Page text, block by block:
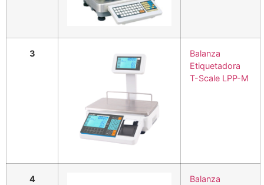
3
Balanza
Etiquetadora
T-Scale LPP-M
4
Balanza